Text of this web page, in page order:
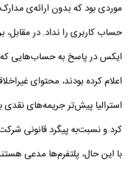
موردی بود که بدون ارائه‌ی
حساب کاربری را نداد. در مقابل،
اعلام کرده بودند، محتوای
استرالیا پیش‌تر جریمه‌های نقدی
کرد و نسبت‌به پیگرد قانونی
با این حال، پلتفرم‌ها مدعی